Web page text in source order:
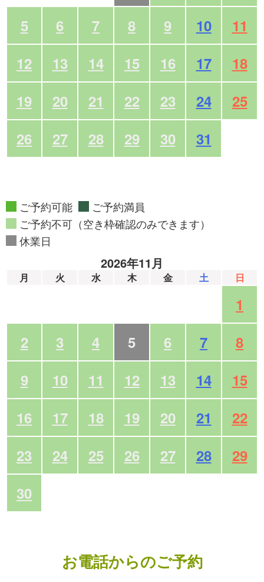
5
6 7 8 9 10
11
12
13 14 15 16 17
18
19
20 21 22 23 24
25
26
27 28 29 30 31
ご予約可能
ご予約満員
ご予約不可（空き枠確認のみできます）
休業日
2026年11月
月 火 水 木 金 土 日
1
2
3 4 5 6 7
8
9
10 11 12 13 14
15
16
17 18 19 20 21
22
23
24 25 26 27 28
29
30
お電話からのご予約